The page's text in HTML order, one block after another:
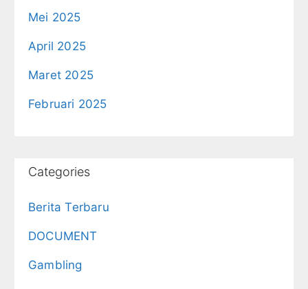
Mei 2025
April 2025
Maret 2025
Februari 2025
Categories
Berita Terbaru
DOCUMENT
Gambling